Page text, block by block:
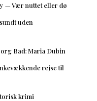
— Vær nuttet eller dø
uden
Bad: Maria Dubin
rejse til
krimi